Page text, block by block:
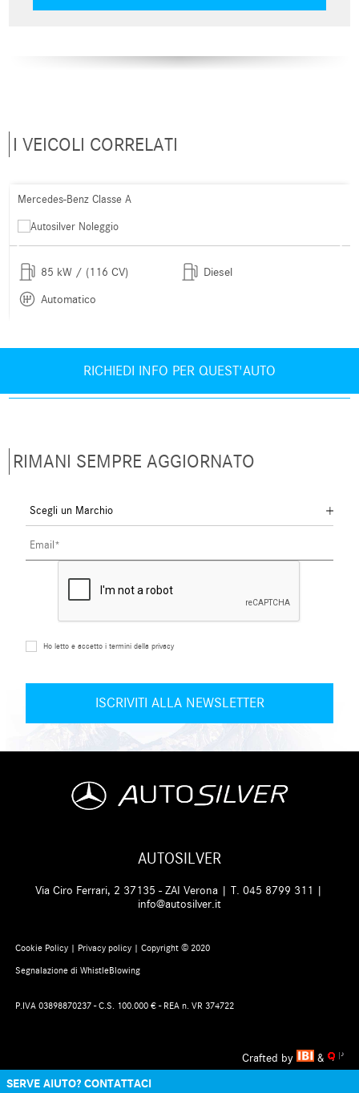
SERVE AIUTO? CONTATTACI
I VEICOLI CORRELATI
Mercedes-Benz Classe A
85 kW / (116 CV)
Diesel
Automatico
RICHIEDI INFO PER QUEST'AUTO
RIMANI SEMPRE AGGIORNATO
Ho letto e accetto i termini della privacy
AUTOSILVER
Via Ciro Ferrari, 2 37135 - ZAI Verona | T.045 8799 311 |
info@autosilver.it
Cookie Policy | Privacy policy| Copyright © 2020
Segnalazione di WhistleBlowing
P.IVA 03898870237 - C.S. 100.000 € - REA n. VR 374722
Crafted by &